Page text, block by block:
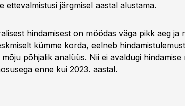
ettevalmistusi järgmisel aastal alustama.
hindamisest on möödas väga pikk aeg ja
kümme korda, eelneb
põhjalik analüüs. Nii ei avaldugi hindamise
enne kui 2023. aastal.